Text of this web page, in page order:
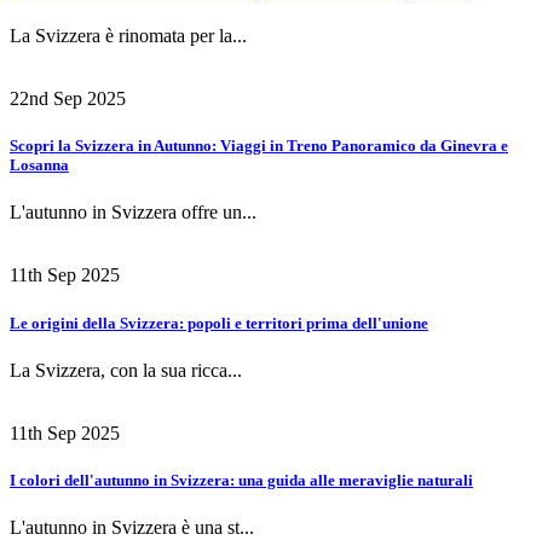
La Svizzera è rinomata per la...
22nd Sep 2025
Scopri la Svizzera in Autunno: Viaggi in Treno Panoramico da Ginevra e
Losanna
L'autunno in Svizzera offre un...
11th Sep 2025
Le origini della Svizzera: popoli e territori prima dell'unione
La Svizzera, con la sua ricca...
11th Sep 2025
I colori dell'autunno in Svizzera: una guida alle meraviglie naturali
L'autunno in Svizzera è una st...